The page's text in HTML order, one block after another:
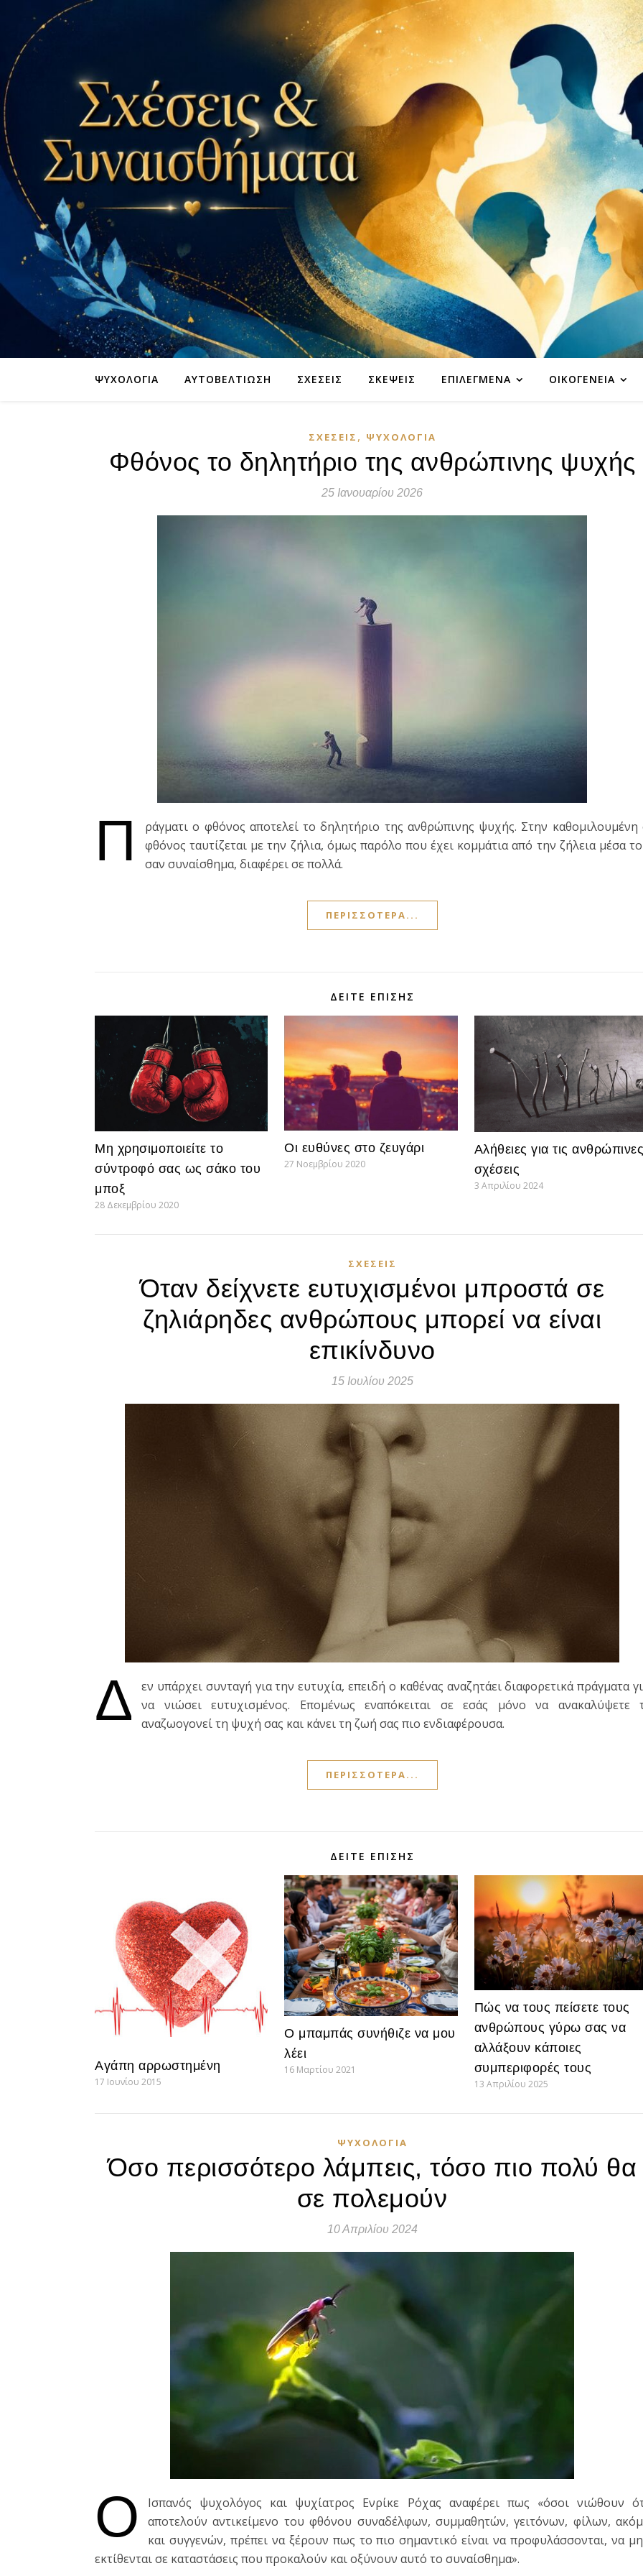
ΨΥΧΟΛΟΓΊΑ ΑΥΤΟΒΕΛΤΊΩΣΗ ΣΧΈΣΕΙΣ ΣΚΈΨΕΙΣ ΕΠΙΛΕΓΜΈΝΑ ΟΙΚΟΓΈΝΕΙΑ
ΣΧΈΣΕΙΣ , ΨΥΧΟΛΟΓΊΑ
Φθόνος το δηλητήριο της ανθρώπινης ψυχής
25 Ιανουαρίου 2026
Π
ράγματι ο φθόνος αποτελεί το δηλητήριο της ανθρώπινης ψυχής. Στην καθομιλουμένη
φθόνος ταυτίζεται με την ζήλια, όμως παρόλο που έχει κομμάτια από την ζήλεια μέσα
σαν συναίσθημα, διαφέρει σε πολλά.
ΠΕΡΙΣΣΌΤΕΡΑ...
ΔΕΊΤΕ ΕΠΊΣΗΣ
Μη χρησιμοποιείτε το
σύντροφό σας ως σάκο του
μποξ
28 Δεκεμβρίου 2020
Οι ευθύνες στο ζευγάρι
27 Νοεμβρίου 2020
Αλήθειες για τις
σχέσεις
3 Απριλίου 2024
ΣΧΈΣΕΙΣ
Όταν δείχνετε ευτυχισμένοι μπροστά σε
ζηλιάρηδες ανθρώπους μπορεί να είναι
επικίνδυνο
15 Ιουλίου 2025
Δ
εν υπάρχει συνταγή για την ευτυχία, επειδή ο καθένας αναζητάει διαφορετικά πράγματα
να νιώσει ευτυχισμένος. Επομένως εναπόκειται σε εσάς μόνο να ανακαλύψετε
αναζωογονεί τη ψυχή σας και κάνει τη ζωή σας πιο ενδιαφέρουσα.
ΠΕΡΙΣΣΌΤΕΡΑ...
ΔΕΊΤΕ ΕΠΊΣΗΣ
Αγάπη αρρωστημένη
17 Ιουνίου 2015
Ο μπαμπάς συνήθιζε να μου
λέει
16 Μαρτίου 2021
Πώς να τους πείσετε τους
ανθρώπους γύρω σας να
αλλάξουν κάποιες
συμπεριφορές τους
13 Απριλίου 2025
ΨΥΧΟΛΟΓΊΑ
Όσο περισσότερο λάμπεις, τόσο πιο πολύ θα
σε πολεμούν
10 Απριλίου 2024
Ο
Ισπανός ψυχολόγος και ψυχίατρος Ενρίκε Ρόχας αναφέρει πως «όσοι νιώθουν
αποτελούν αντικείμενο του φθόνου συναδέλφων, συμμαθητών, γειτόνων, φίλων,
και συγγενών, πρέπει να ξέρουν πως το πιο σημαντικό είναι να προφυλάσσονται, να
εκτίθενται σε καταστάσεις που προκαλούν και οξύνουν αυτό το συναίσθημα».